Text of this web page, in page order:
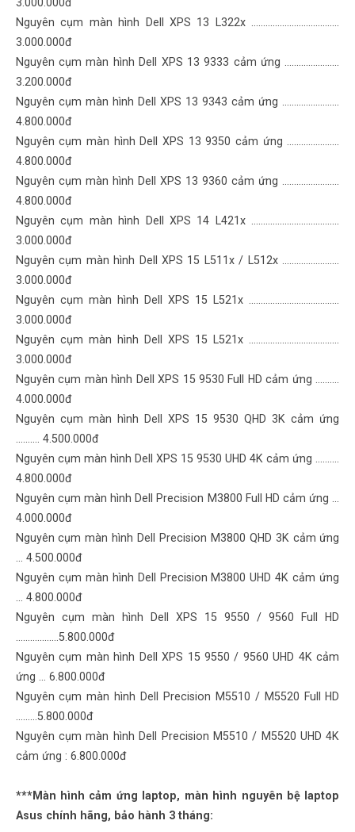
Nguyên cụm màn hình Dell XPS 13 L322x …………………………….…
3.000.000đ
Nguyên cụm màn hình Dell XPS 13 9333 cảm ứng …………..………
3.200.000đ
Nguyên cụm màn hình Dell XPS 13 9343 cảm ứng ……………………
4.800.000đ
Nguyên cụm màn hình Dell XPS 13 9350 cảm ứng ………………….
4.800.000đ
Nguyên cụm màn hình Dell XPS 13 9360 cảm ứng ……………………
4.800.000đ
Nguyên cụm màn hình Dell XPS 14 L421x ……………………………….
3.000.000đ
Nguyên cụm màn hình Dell XPS 15 L511x / L512x ……………………
3.000.000đ
Nguyên cụm màn hình Dell XPS 15 L521x ……………………………..…
3.000.000đ
Nguyên cụm màn hình Dell XPS 15 L521x ……………………………..…
3.000.000đ
Nguyên cụm màn hình Dell XPS 15 9530 Full HD cảm ứng ……….
4.000.000đ
Nguyên cụm màn hình Dell XPS 15 9530 QHD 3K cảm ứng
………. 4.500.000đ
Nguyên cụm màn hình Dell XPS 15 9530 UHD 4K cảm ứng ……….
4.800.000đ
Nguyên cụm màn hình Dell Precision M3800 Full HD cảm ứng …
4.000.000đ
Nguyên cụm màn hình Dell Precision M3800 QHD 3K cảm ứng
… 4.500.000đ
Nguyên cụm màn hình Dell Precision M3800 UHD 4K cảm ứng
… 4.800.000đ
Nguyên cụm màn hình Dell XPS 15 9550 / 9560 Full HD
………………5.800.000đ
Nguyên cụm màn hình Dell XPS 15 9550 / 9560 UHD 4K cảm
ứng … 6.800.000đ
Nguyên cụm màn hình Dell Precision M5510 / M5520 Full HD
………5.800.000đ
Nguyên cụm màn hình Dell Precision M5510 / M5520 UHD 4K
cảm ứng : 6.800.000đ
***Màn hình cảm ứng laptop, màn hình nguyên bệ laptop
Asus chính hãng, bảo hành 3 tháng: